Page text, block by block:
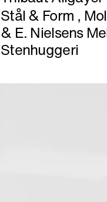
Stål & Form ,
& E. Nielsens
Stenhuggeri